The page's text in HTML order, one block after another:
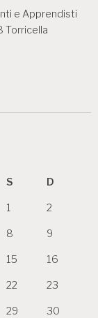
e Apprendisti
Torricella
S D
1 2
8 9
15 16
22 23
29 30